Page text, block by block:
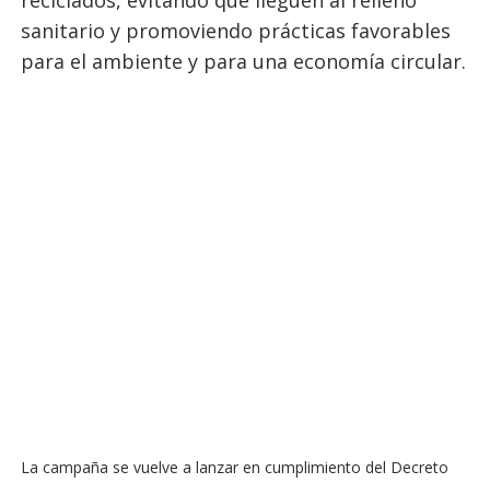
sanitario y promoviendo prácticas favorables
para el ambiente y para una economía circular.
La campaña se vuelve a lanzar en cumplimiento del Decreto